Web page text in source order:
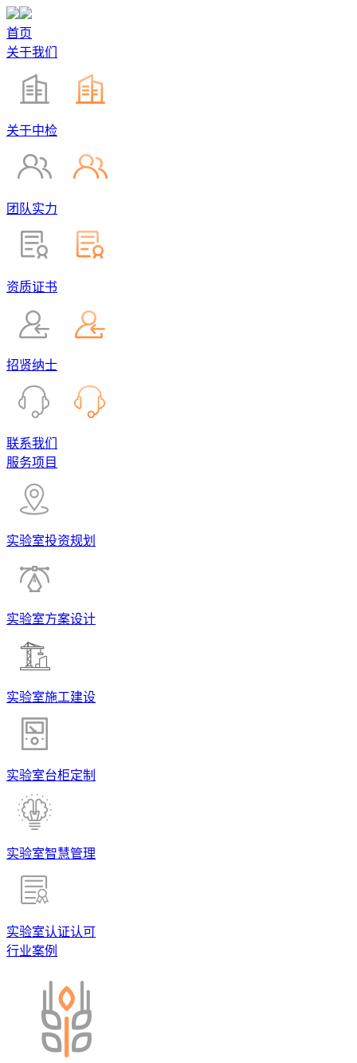
首页
关于我们
关于中检
团队实力
资质证书
招贤纳士
联系我们
服务项目
实验室投资规划
实验室方案设计
实验室施工建设
实验室台柜定制
实验室智慧管理
实验室认证认可
行业案例